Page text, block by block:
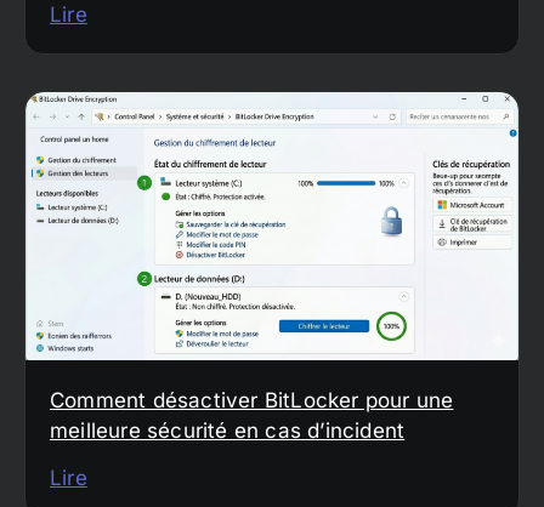
Lire
Comment désactiver BitLocker pour une
meilleure sécurité en cas d’incident
Lire